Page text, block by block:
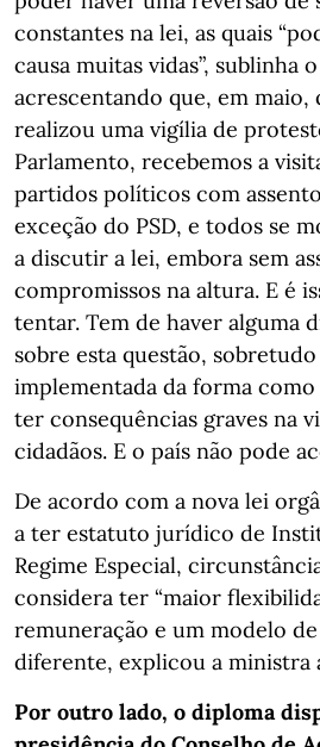
constantes na lei, as quais
causa muitas vidas”, sublinha
acrescentando que, em maio,
realizou uma vigília de
Parlamento, recebemos a
partidos políticos com
exceção do PSD, e todos se
a discutir a lei, embora sem
compromissos na altura. E é
tentar. Tem de haver alguma
sobre esta questão,
implementada da forma
ter consequências graves na
cidadãos. E o país não pode
De acordo com a nova lei
a ter estatuto jurídico de
Regime Especial,
considera ter “maior
remuneração e um modelo
diferente, explicou a ministra
Por outro lado, o diploma